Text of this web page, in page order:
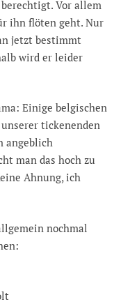
Vor allem
ihn flöten geht. Nur
jetzt bestimmt
wird er leider
Einige belgischen
tickenenden
angeblich
man das hoch zu
Ahnung, ich
nochmal